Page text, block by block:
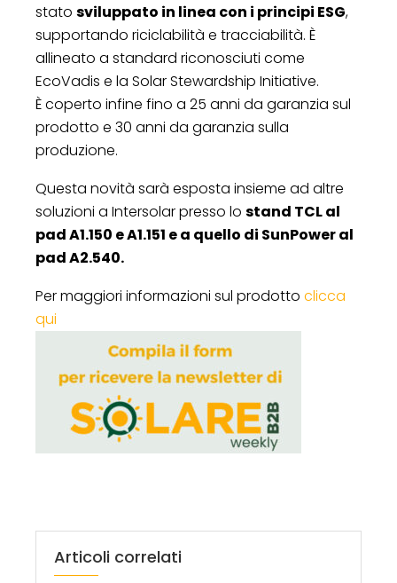
stato sviluppato in linea con i principi ESG,
supportando riciclabilità e tracciabilità. È
allineato a standard riconosciuti come
EcoVadis e la Solar Stewardship Initiative.
È coperto infine fino a 25 anni da garanzia sul
prodotto e 30 anni da garanzia sulla
produzione.
Questa novità sarà esposta insieme ad altre
soluzioni a Intersolar presso lo stand TCL al
pad A1.150 e A1.151 e a quello di SunPower al
pad A2.540.
Per maggiori informazioni sul prodotto clicca
qui
Articoli correlati